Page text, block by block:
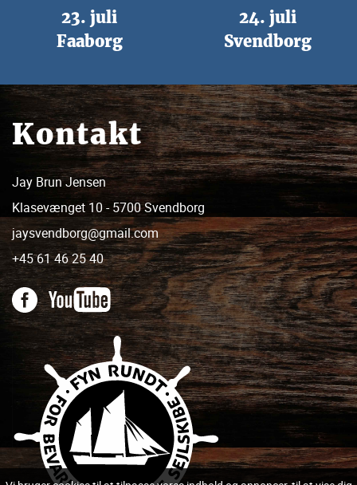
23. juli
Faaborg
24. juli
Svendborg
Kontakt
Jay Brun Jensen
Klasevænget 10 - 5700 Svendborg
jaysvendborg@gmail.com
+45 61 46 25 40